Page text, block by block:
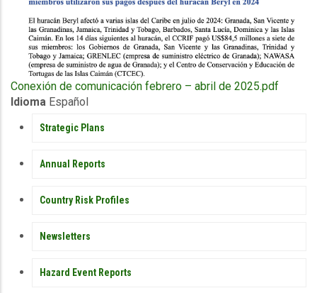
Upload
Publication
Conexión de comunicación febrero – abril de 2025.pdf
Idioma Español
PUBLICATIONS
Strategic Plans
Annual Reports
Country Risk Profiles
Newsletters
Hazard Event Reports